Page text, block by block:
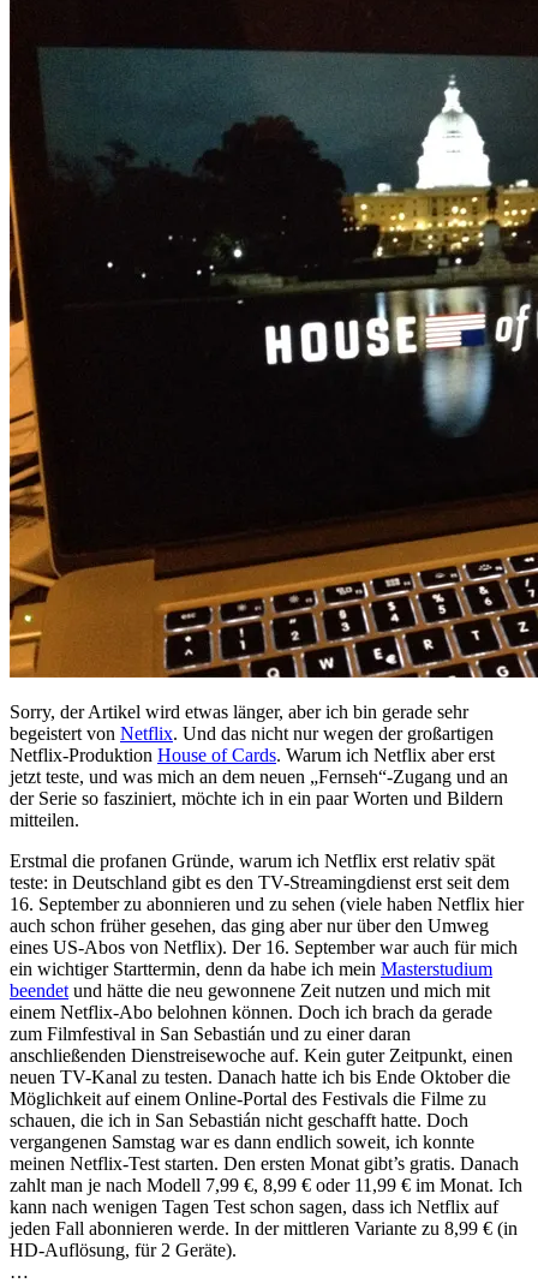
Sorry, der Artikel wird etwas länger, aber ich bin gerade sehr
begeistert von Netflix. Und das nicht nur wegen der großartigen
Netflix-Produktion House of Cards. Warum ich Netflix aber erst
jetzt teste, und was mich an dem neuen „Fernseh“-Zugang und an
der Serie so fasziniert, möchte ich in ein paar Worten und Bildern
mitteilen.
Erstmal die profanen Gründe, warum ich Netflix erst relativ spät
teste: in Deutschland gibt es den TV-Streamingdienst erst seit dem
16. September zu abonnieren und zu sehen (viele haben Netflix hier
auch schon früher gesehen, das ging aber nur über den Umweg
eines US-Abos von Netflix). Der 16. September war auch für mich
ein wichtiger Starttermin, denn da habe ich mein Masterstudium
beendet und hätte die neu gewonnene Zeit nutzen und mich mit
einem Netflix-Abo belohnen können. Doch ich brach da gerade
zum Filmfestival in San Sebastián und zu einer daran
anschließenden Dienstreisewoche auf. Kein guter Zeitpunkt, einen
neuen TV-Kanal zu testen. Danach hatte ich bis Ende Oktober die
Möglichkeit auf einem Online-Portal des Festivals die Filme zu
schauen, die ich in San Sebastián nicht geschafft hatte. Doch
vergangenen Samstag war es dann endlich soweit, ich konnte
meinen Netflix-Test starten. Den ersten Monat gibt’s gratis. Danach
zahlt man je nach Modell 7,99 €, 8,99 € oder 11,99 € im Monat. Ich
kann nach wenigen Tagen Test schon sagen, dass ich Netflix auf
jeden Fall abonnieren werde. In der mittleren Variante zu 8,99 € (in
HD-Auflösung, für 2 Geräte).
…